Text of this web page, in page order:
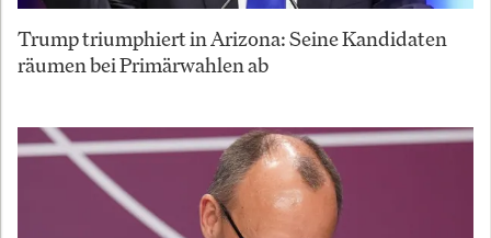
Trump triumphiert in Arizona: Seine Kandidaten
räumen bei Primärwahlen ab